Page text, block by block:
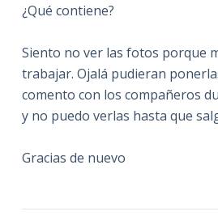
¿Qué contiene?
Siento no ver las fotos porque
trabajar. Ojalá pudieran
comento con los compañeros
y no puedo verlas hasta que
Gracias de nuevo